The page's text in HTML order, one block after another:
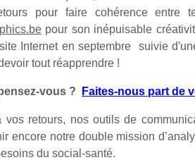
pour faire cohérence entre
pour son inépuisable
Internet en septembre suivie
tout réapprendre !
vous ? Faites-nous part de
vos retours, nos outils de
encore notre double mission
du social-santé.